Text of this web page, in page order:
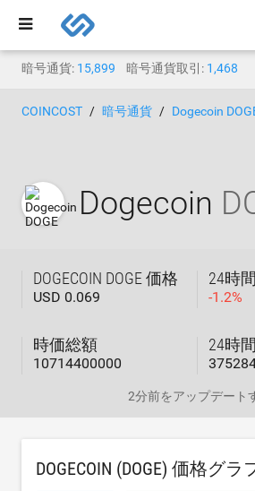
暗号通貨: 15,899 暗号通貨取引: 1,468
COINCOST 暗号通貨 Dogecoin
Dogecoin
DOGECOIN DOGE 価格
USD 0.069
24時
-1.2%
時価総額
10714400000
24時
2分前をアップデート
DOGECOIN (DOGE) 価格グラ